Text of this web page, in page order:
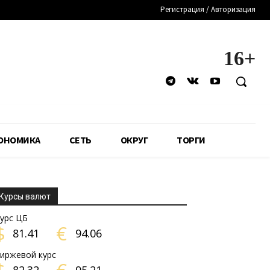
Регистрация / Авторизация
16+
СЕТЬ ОКРУГ ТОРГИ
Курсы валют
ЦБ
81.41 € 94.06
курс